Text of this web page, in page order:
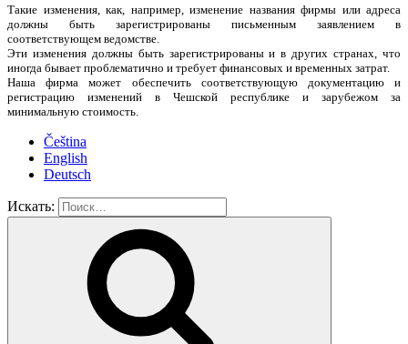
Такие изменения, как, например, изменение названия фирмы или адреса
должны быть зарегистрированы письменным заявлением в
соответствующем ведомстве.
Эти изменения должны быть зарегистрированы и в других странах, что
иногда бывает проблематично и требует финансовых и временных затрат.
Наша фирма может обеспечить соответствующую документацию и
регистрацию изменений в Чешской республике и зарубежом за
минимальную стоимость.
Čeština
English
Deutsch
Искать: